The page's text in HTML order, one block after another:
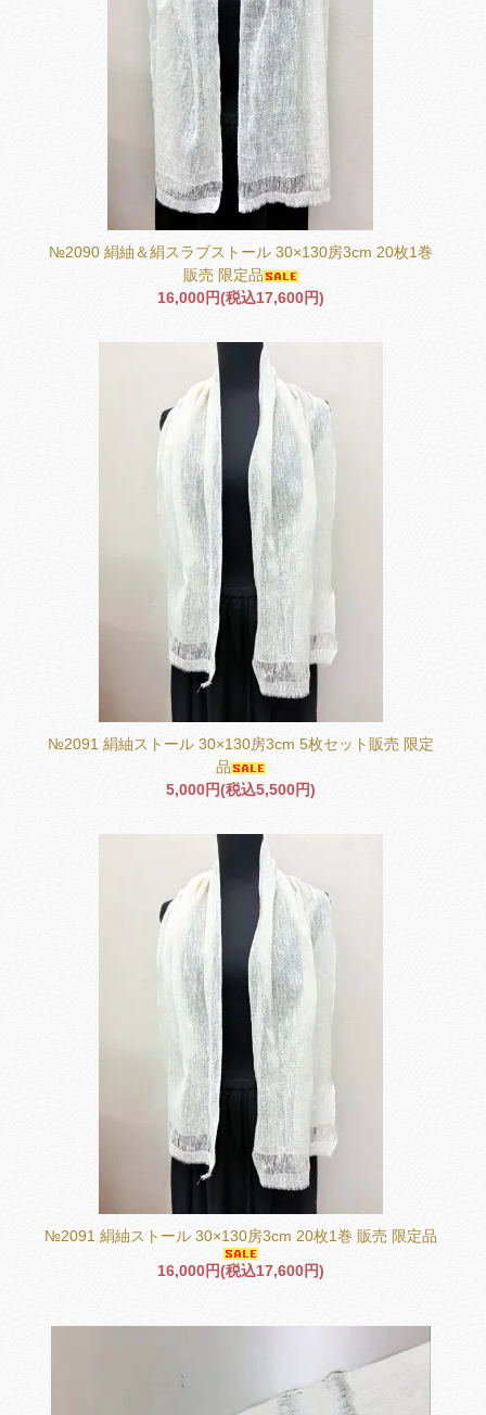
№2090 絹紬＆絹スラブストール 30×130房3cm 20枚1巻
販売 限定品
16,000円(税込17,600円)
№2091 絹紬ストール 30×130房3cm 5枚セット販売 限定
品
5,000円(税込5,500円)
№2091 絹紬ストール 30×130房3cm 20枚1巻 販売 限定品
16,000円(税込17,600円)